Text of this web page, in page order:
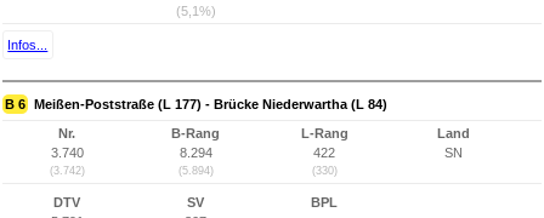
(5,1%)
Infos...
B 6 Meißen-Poststraße (L 177) - Brücke Niederwartha (L 84)
Nr.
3.740
(3.742)
B-Rang
8.294
(5.894)
L-Rang
422
(330)
Land
SN
DTV
SV
BPL